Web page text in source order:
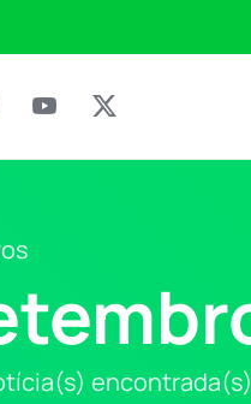
encontrada(s)